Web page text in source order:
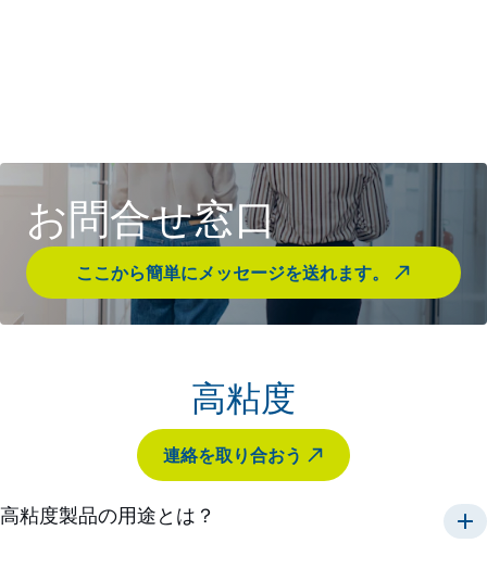
お問合せ窓口
ここから簡単にメッセージを送れます。
高粘度
連絡を取り合おう
高粘度製品の用途とは？